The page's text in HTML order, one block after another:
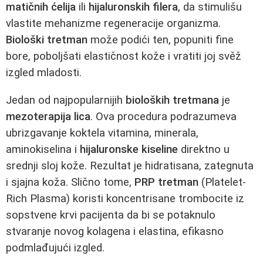
matičnih ćelija ili hijaluronskih filera, da stimulišu
vlastite mehanizme regeneracije organizma.
Biološki tretman može podići ten, popuniti fine
bore, poboljšati elastičnost kože i vratiti joj svěž
izgled mladosti.
Jedan od najpopularnijih bioloških tretmana je
mezoterapija lica. Ova procedura podrazumeva
ubrizgavanje koktela vitamina, minerala,
aminokiselina i hijaluronske kiseline direktno u
srednji sloj kože. Rezultat je hidratisana, zategnuta
i sjajna koža. Slično tome, PRP tretman (Platelet-
Rich Plasma) koristi koncentrisane trombocite iz
sopstvene krvi pacijenta da bi se potaknulo
stvaranje novog kolagena i elastina, efikasno
podmlađujući izgled.